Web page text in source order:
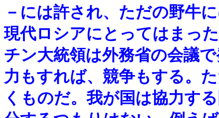
－には許され、ただの野牛
現代ロシアにとってはまっ
チン大統領は外務省の会議
力もすれば、競争もする。
くものだ。我が国は協力す